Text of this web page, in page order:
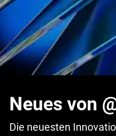
Neues von
Die neuesten